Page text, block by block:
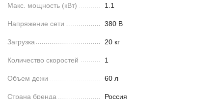
Макс. мощность (кВт) 1.1
Напряжение сети 380 В
Загрузка 20 кг
Количество скоростей 1
Объем дежи 60 л
Страна бренда Россия